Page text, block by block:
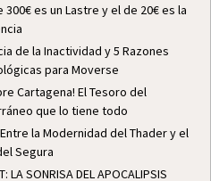
300€ es un Lastre y el de 20€ es la
de la Inactividad y 5 Razones
para Moverse
Cartagena! El Tesoro del
que lo tiene todo
la Modernidad del Thader y el
Segura
LA SONRISA DEL APOCALIPSIS